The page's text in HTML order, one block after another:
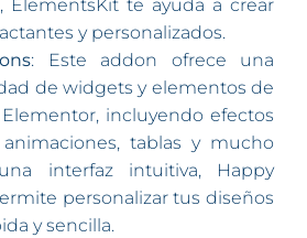
ElementsKit te ayuda a crear
y personalizados.
: Este addon ofrece una
de widgets y elementos de
incluyendo efectos
tablas y mucho
interfaz intuitiva, Happy
personalizar tus diseños
y sencilla.